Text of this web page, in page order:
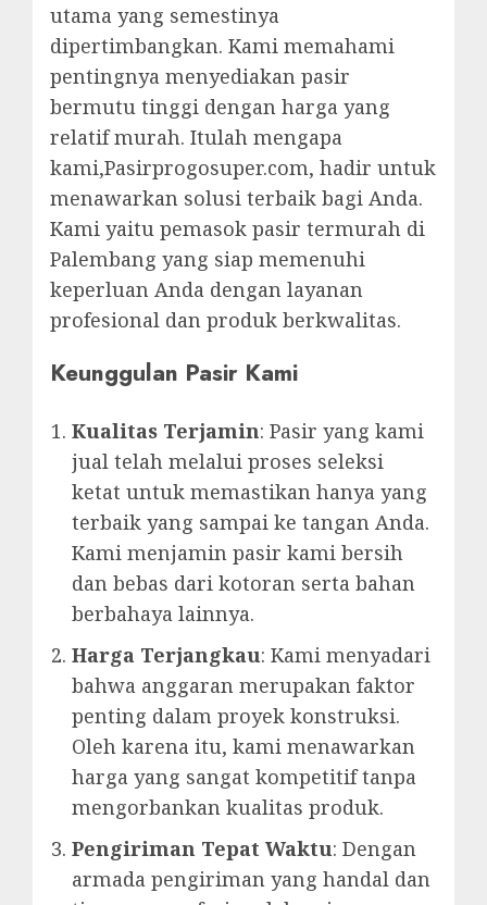
utama yang semestinya
dipertimbangkan. Kami memahami
pentingnya menyediakan pasir
bermutu tinggi dengan harga yang
relatif murah. Itulah mengapa
kami,Pasirprogosuper.com, hadir untuk
menawarkan solusi terbaik bagi Anda.
Kami yaitu pemasok pasir termurah di
Palembang yang siap memenuhi
keperluan Anda dengan layanan
profesional dan produk berkwalitas.
Keunggulan Pasir Kami
Kualitas Terjamin: Pasir yang kami
jual telah melalui proses seleksi
ketat untuk memastikan hanya yang
terbaik yang sampai ke tangan Anda.
Kami menjamin pasir kami bersih
dan bebas dari kotoran serta bahan
berbahaya lainnya.
Harga Terjangkau: Kami menyadari
bahwa anggaran merupakan faktor
penting dalam proyek konstruksi.
Oleh karena itu, kami menawarkan
harga yang sangat kompetitif tanpa
mengorbankan kualitas produk.
Pengiriman Tepat Waktu: Dengan
armada pengiriman yang handal dan